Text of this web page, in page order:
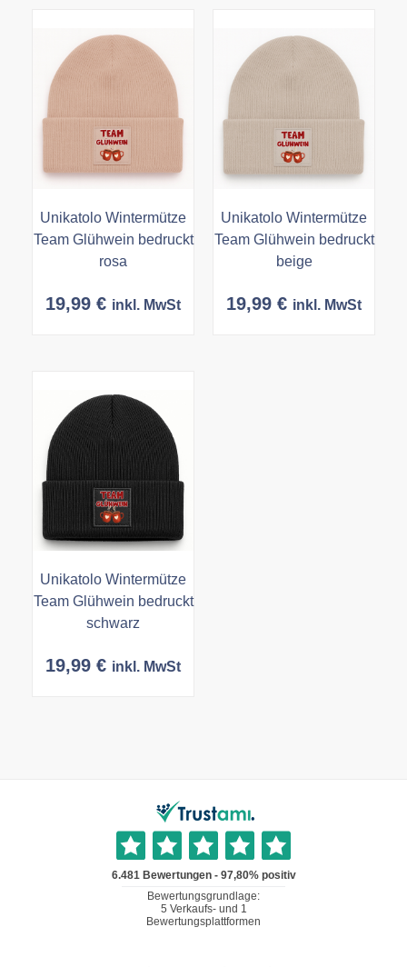
Unikatolo Wintermütze
Team Glühwein bedruckt
rosa
19,99 € inkl. MwSt
Unikatolo Wintermütze
Team Glühwein bedruckt
beige
19,99 € inkl. MwSt
Unikatolo Wintermütze
Team Glühwein bedruckt
schwarz
19,99 € inkl. MwSt